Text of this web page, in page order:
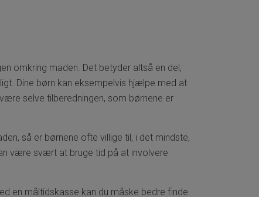
omkring maden. Det betyder altså en del,
Dine børn kan eksempelvis hjælpe med at
selve tilberedningen, som børnene er
så er børnene ofte villige til, i det mindste,
være svært at bruge tid på at involvere
en måltidskasse kan du måske bedre finde